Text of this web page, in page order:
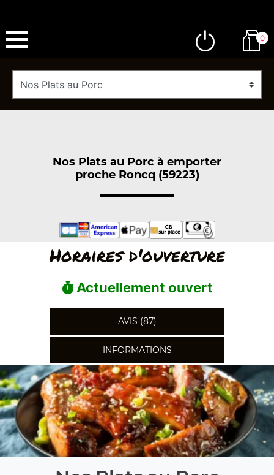
0
Nos Plats au Porc à emporter
proche Roncq (59223)
Horaires d'ouverture
Actuellement ouvert
AVIS (87)
INFORMATIONS